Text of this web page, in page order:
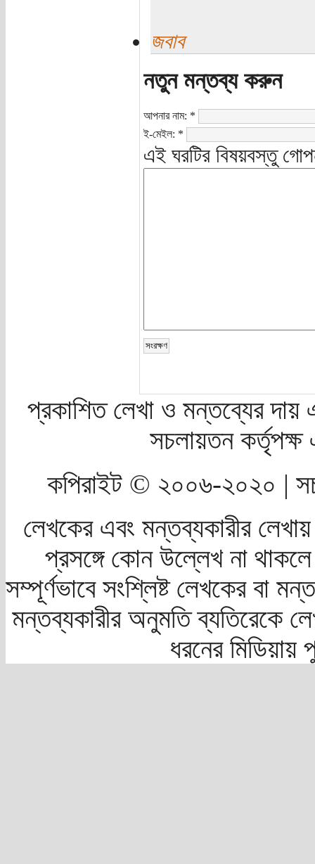
জবাব
নতুন মন্তব্য করুন
আপনার নাম: *
ই-মেইল: *
এই ঘরটির বিষয়বস্তু
প্রকাশিত লেখা ও মন্তব্যের দায়
সচলায়তন
কপিরাইট © ২০০৬-২০২০ |
লেখকের এবং মন্তব্যকারীর
প্রসঙ্গে কোন উল্লেখ না
সম্পূর্ণভাবে সংশ্লিষ্ট লেখকের বা
মন্তব্যকারীর অনুমতি ব্যতিরেকে
ধরনের মিডিয়ায়